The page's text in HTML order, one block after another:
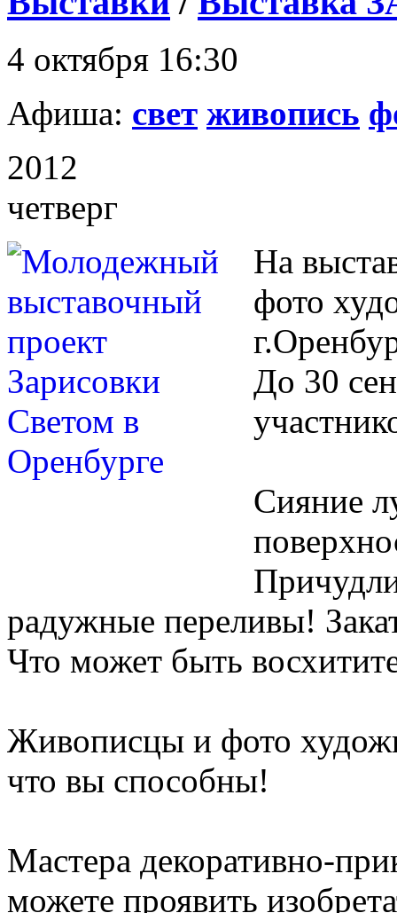
4 октября 16:30
Афиша: свет живопись
2012
четверг
На
фото
До 30
Сияние
радужные переливы!
Что может быть
Живописцы и фото
что вы способны!
Мастера декоративно-
можете проявить